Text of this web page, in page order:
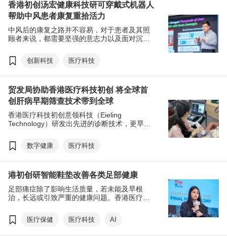
香港初创汤宏健康科技研可穿戴式机器人
帮助中风患者康复重拾活力
中风后的康复之路并不容易，对于患者及其照
顾者来说，都需要坚强的意志力以及面对沉重
公司（RT HealthTech）带来新突破，研发出
一系列新型穿戴式机器人辅助装置及配套训练
其成为香港贸发局（贸发局）初创培育计划“创
业快线2025”的优胜初创之一。
创新科技 医疗科技
贸发局协助香港医疗科技初创 将全球首
创肝病早期筛查技术带到全球
香港医疗科技初创意领科技（Eieling
Technology）研发出先进的诊断技术，更早发
量。在香港贸发局（贸发局）支持下，公司加
速了其国际业务扩张。
数字健康 医疗科技
港初创研智能鞋垫改善各类足部健康
足部痛症除了影响生活质量，若未能及早根
治，长远或引致严重的健康问题。香港医疗健
智能鞋垫，当中的iWalk项目，为各年龄层用家
提供安全可靠的足部健康解决方案。公司更凭
医疗保健 医疗科技 AI